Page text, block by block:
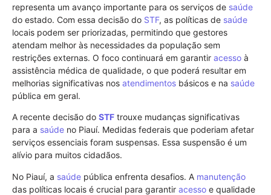
representa um avanço importante para os serviços de saúde
do estado. Com essa decisão do STF, as políticas de saúde
locais podem ser priorizadas, permitindo que gestores
atendam melhor às necessidades da população sem
restrições externas. O foco continuará em garantir acesso à
assistência médica de qualidade, o que poderá resultar em
melhorias significativas nos atendimentos básicos e na saúde
pública em geral.
A recente decisão do STF trouxe mudanças significativas
para a saúde no Piauí. Medidas federais que poderiam afetar
serviços essenciais foram suspensas. Essa suspensão é um
alívio para muitos cidadãos.
No Piauí, a saúde pública enfrenta desafios. A manutenção
das políticas locais é crucial para garantir acesso e qualidade